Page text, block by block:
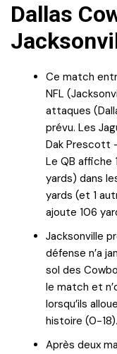
Dallas
Ce match
NFL
attaques
prévu. Les
Dak Prescott
Le QB affiche
yards) dans
yards (et 1
ajoute 106
Jacksonville
défense n’a
sol des
le match et
lorsqu’ils
histoire (0-18).
Après deux